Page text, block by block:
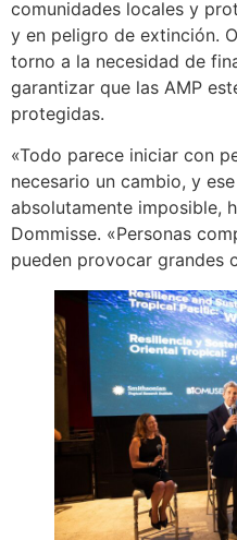
comunidades locales y
y en peligro de extinción.
torno a la necesidad de
garantizar que las AMP
protegidas.
«Todo parece iniciar con
necesario un cambio, y
absolutamente imposible,
Dommisse. «Personas
pueden provocar grandes